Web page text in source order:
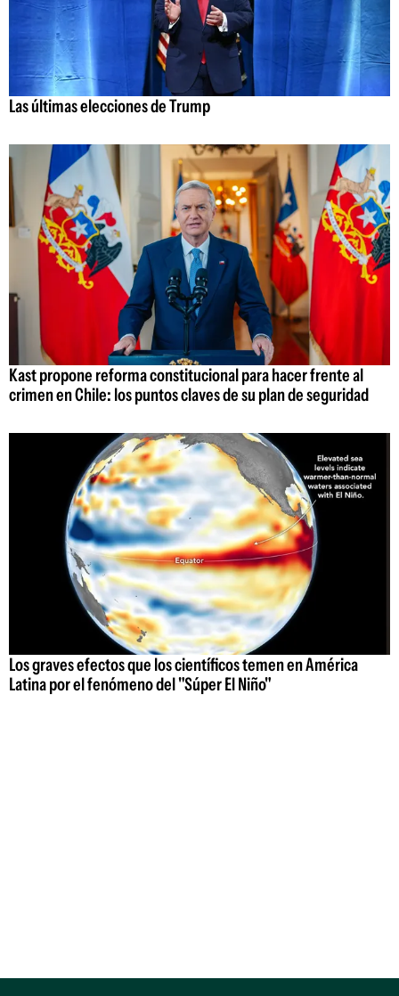
Las últimas elecciones de Trump
Kast propone reforma constitucional para hacer frente al
crimen en Chile: los puntos claves de su plan de seguridad
Los graves efectos que los científicos temen en América
Latina por el fenómeno del "Súper El Niño"